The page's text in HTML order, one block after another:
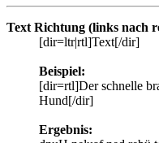
Text Richtung (links nach
[dir=ltr|rtl]Text[/dir]
Beispiel:
[dir=rtl]Der schnelle
Hund[/dir]
Ergebnis: